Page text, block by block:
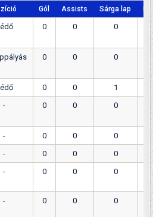
Gól Assists Sárga lap
0 0 0
0 0 0
0 0
1
- 0 0 0
- 0 0
0
- 0 0
0
- 0 0 0
- 0 0 0